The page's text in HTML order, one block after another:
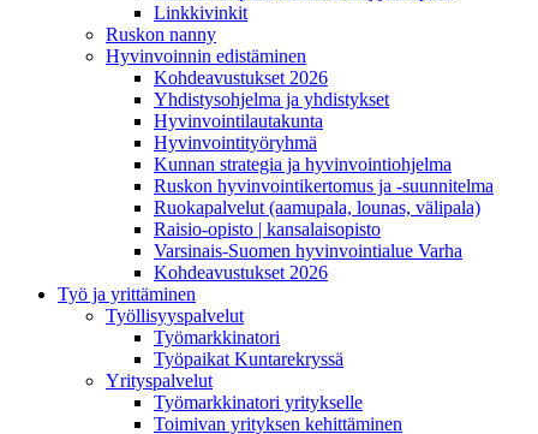
Linkkivinkit
Ruskon nanny
Hyvinvoinnin edistäminen
Kohdeavustukset 2026
Yhdistysohjelma ja yhdistykset
Hyvinvointilautakunta
Hyvinvointityöryhmä
Kunnan strategia ja hyvinvointiohjelma
Ruskon hyvinvointikertomus ja -suunnitelma
Ruokapalvelut (aamupala, lounas, välipala)
Raisio-opisto | kansalaisopisto
Varsinais-Suomen hyvinvointialue Varha
Kohdeavustukset 2026
Työ ja yrittäminen
Työllisyyspalvelut
Työmarkkinatori
Työpaikat Kuntarekryssä
Yrityspalvelut
Työmarkkinatori yritykselle
Toimivan yrityksen kehittäminen